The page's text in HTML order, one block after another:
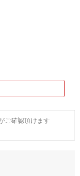
ご確認頂けます